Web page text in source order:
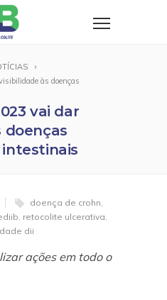
às doenças
vai dar
doenças
doença de crohn,
, retocolite ulcerativa,
dii
ações em todo o